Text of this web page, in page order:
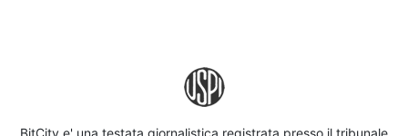
BitCity e' una testata giornalistica registrata presso il tribunale